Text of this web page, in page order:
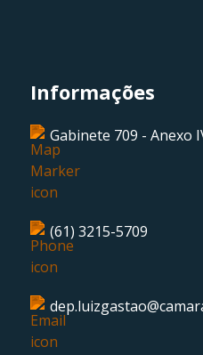
Informações
Gabinete 709 - Anexo
(61) 3215-5709